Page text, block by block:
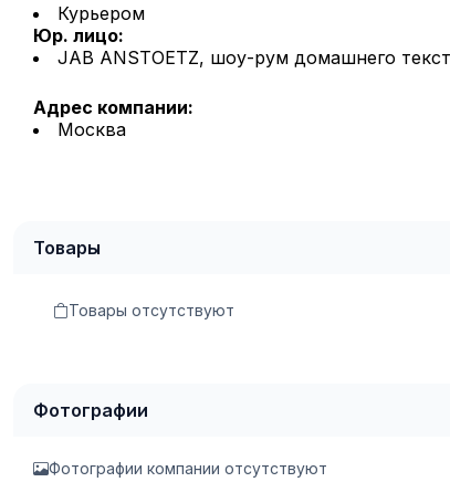
Курьером
Юр. лицо:
JAB ANSTOETZ, шоу-рум домашнего
Адрес компании:
Москва
Товары
Товары отсутствуют
Фотографии
Фотографии компании отсутствуют